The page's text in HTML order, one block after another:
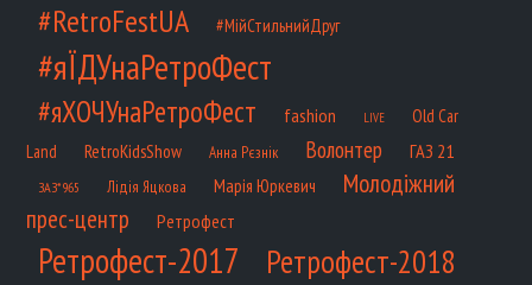
#RetroFestUA #МійСтильнийДруг
#яЇДУнаРетроФест
#яХОЧУнаРетроФест fashion LIVE
Old Car
Land
RetroKidsShow Анна Рєзнік Волонтер ГАЗ 21
ЗАЗ*965 Лідія Яцкова Марія Юркевич
Молодіжний
прес-центр
Ретрофест
Ретрофест-2017 Ретрофест-2018